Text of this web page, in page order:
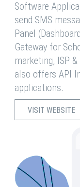
Software
send SMS
Panel
Gateway for
marketing, ISP
also offers API
applications.
VISIT WEBSITE